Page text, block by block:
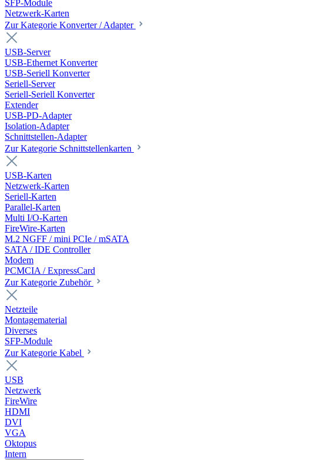
SFP-Module
Netzwerk-Karten
Zur Kategorie Konverter / Adapter
USB-Server
USB-Ethernet Konverter
USB-Seriell Konverter
Seriell-Server
Seriell-Seriell Konverter
Extender
USB-PD-Adapter
Isolation-Adapter
Schnittstellen-Adapter
Zur Kategorie Schnittstellenkarten
USB-Karten
Netzwerk-Karten
Seriell-Karten
Parallel-Karten
Multi I/O-Karten
FireWire-Karten
M.2 NGFF / mini PCIe / mSATA
SATA / IDE Controller
Modem
PCMCIA / ExpressCard
Zur Kategorie Zubehör
Netzteile
Montagematerial
Diverses
SFP-Module
Zur Kategorie Kabel
USB
Netzwerk
FireWire
HDMI
DVI
VGA
Oktopus
Intern